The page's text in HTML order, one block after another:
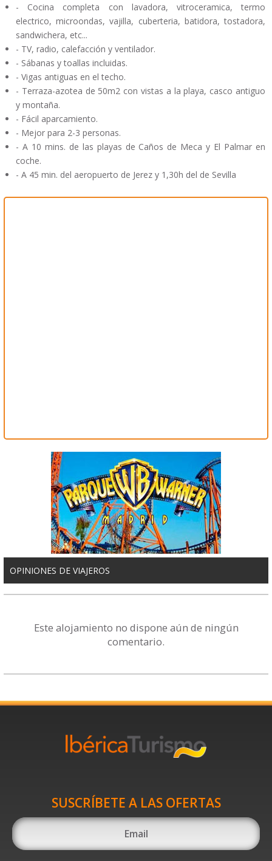
- Cocina completa con lavadora, vitroceramica, termo
electrico, microondas, vajilla, cuberteria, batidora, tostadora,
sandwichera, etc...
- TV, radio, calefacción y ventilador.
- Sábanas y toallas incluidas.
- Vigas antiguas en el techo.
- Terraza-azotea de 50m2 con vistas a la playa, casco antiguo
y montaña.
- Fácil aparcamiento.
- Mejor para 2-3 personas.
- A 10 mins. de las playas de Caños de Meca y El Palmar en
coche.
- A 45 min. del aeropuerto de Jerez y 1,30h del de Sevilla
OPINIONES DE VIAJEROS
Este alojamiento no dispone aún de ningún
comentario.
SUSCRÍBETE A LAS OFERTAS